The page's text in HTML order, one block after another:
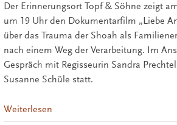
Der Erinnerungsort Topf & Söhne zeigt
um 19 Uhr den Dokumentarfilm „Liebe
über das Trauma der Shoah als
nach einem Weg der Verarbeitung. Im
Gespräch mit Regisseurin Sandra
Susanne Schüle statt.
Weiterlesen